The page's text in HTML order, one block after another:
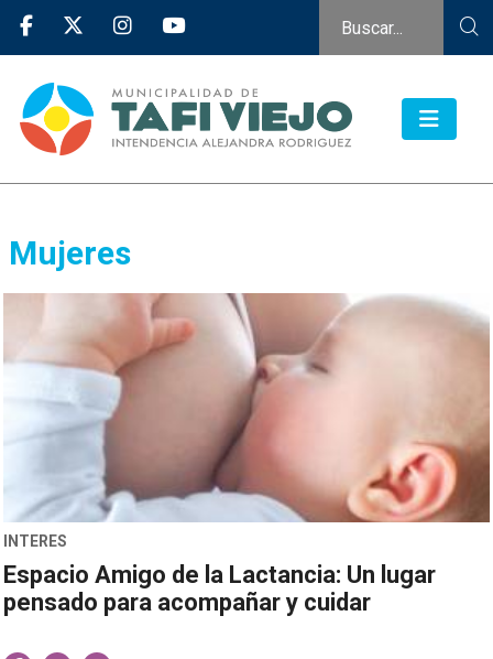
Mujeres
INTERES
Espacio Amigo de la Lactancia: Un lugar
pensado para acompañar y cuidar